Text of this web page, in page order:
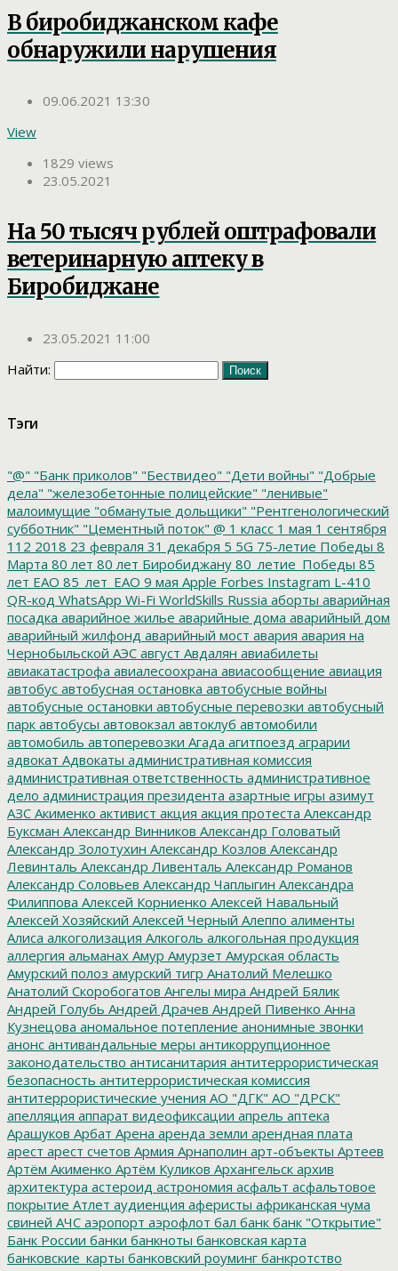
В биробиджанском кафе
обнаружили нарушения
09.06.2021 13:30
View
1829 views
23.05.2021
На 50 тысяч рублей оштрафовали
ветеринарную аптеку в
Биробиджане
23.05.2021 11:00
Найти:
Тэги
"@" "Банк приколов" "Бествидео" "Дети войны" "Добрые
дела" "железобетонные полицейские" "ленивые"
малоимущие "обманутые дольщики" "Рентгенологический
субботник" "Цементный поток" @ 1 класс 1 мая 1 сентября
112 2018 23 февраля 31 декабря 5 5G 75-летие Победы 8
Марта 80 лет 80 лет Биробиджану 80_летие_Победы 85
лет ЕАО 85_лет_ЕАО 9 мая Apple Forbes Instagram L-410
QR-код WhatsApp Wi-Fi WorldSkills Russia аборты аварийная
посадка аварийное жилье аварийные дома аварийный дом
аварийный жилфонд аварийный мост авария авария на
Чернобыльской АЭС август Авдалян авиабилеты
авиакатастрофа авиалесоохрана авиасообщение авиация
автобус автобусная остановка автобусные войны
автобусные остановки автобусные перевозки автобусный
парк автобусы автовокзал автоклуб автомобили
автомобиль автоперевозки Агада агитпоезд аграрии
адвокат Адвокаты административная комиссия
административная ответственность административное
дело администрация президента азартные игры азимут
АЗС Акименко активист акция акция протеста Александр
Буксман Александр Винников Александр Головатый
Александр Золотухин Александр Козлов Александр
Левинталь Александр Ливенталь Александр Романов
Александр Соловьев Александр Чаплыгин Александра
Филиппова Алексей Корниенко Алексей Навальный
Алексей Хозяйский Алексей Черный Алеппо алименты
Алиса алкоголизация Алкоголь алкогольная продукция
аллергия альманах Амур Амурзет Амурская область
Амурский полоз амурский тигр Анатолий Мелешко
Анатолий Скоробогатов Ангелы мира Андрей Бялик
Андрей Голубь Андрей Драчев Андрей Пивенко Анна
Кузнецова аномальное потепление анонимные звонки
анонс антивандальные меры антикоррупционное
законодательство антисанитария антитеррористическая
безопасность антитеррористическая комиссия
антитеррористические учения АО "ДГК" АО "ДРСК"
апелляция аппарат видеофиксации апрель аптека
Арашуков Арбат Арена аренда земли арендная плата
арест арест счетов Армия Арнаполин арт-объекты Артеев
Артём Акименко Артём Куликов Архангельск архив
архитектура астероид астрономия асфальт асфальтовое
покрытие Атлет аудиенция аферисты африканская чума
свиней АЧС аэропорт аэрофлот бал банк банк "Открытие"
Банк России банки банкноты банковская карта
банковские_карты банковский роуминг банкротство